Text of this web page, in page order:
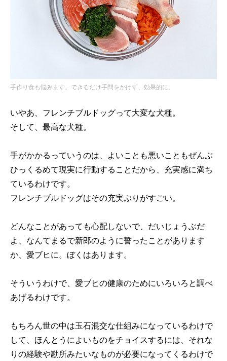
手作り食も悩みます。できるだけ手間をかけず、効果的に。
いやあ、フレンチブルドッグって大変な犬種。
そして、最高な犬種。
手がかかるっていうのは、よいことも悪いこともぜんぶ
ひっくるめて現実に行動することだから、充実感に満ち
ているわけです。
フレンチブルドッグはその充実ぶりがすごい。
どんなことがあっても心配しないで、だいじょうぶだ
よ、なんてまるで新郎のように誓ったことがあります
か、愛ブヒに。ぼくはあります。
そういうわけで、愛ブヒの健康のためにいろいろと調べ
あげるわけです。
もちろん世の中は玉石混交な仕組みになっているわけで
して、ほんとうによいものをチョイスするには、それな
りの経験や勘所みたいなものが必要になってくるわけで